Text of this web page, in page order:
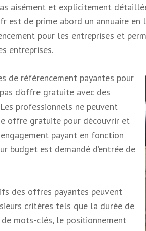
aisément et explicitement
est de prime abord un annuaire
pour les entreprises et
entreprises.
de référencement payantes pour
d’offre gratuite avec des
professionnels ne peuvent
offre gratuite pour découvrir et
payant en fonction
budget est demandé d’entrée de
des offres payantes peuvent
critères tels que la durée de
de mots-clés, le positionnement